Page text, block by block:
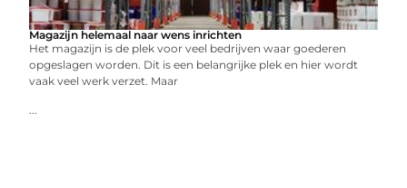
Magazijn helemaal naar wens inrichten
Het magazijn is de plek voor veel bedrijven waar goederen
opgeslagen worden. Dit is een belangrijke plek en hier wordt
vaak veel werk verzet. Maar
...